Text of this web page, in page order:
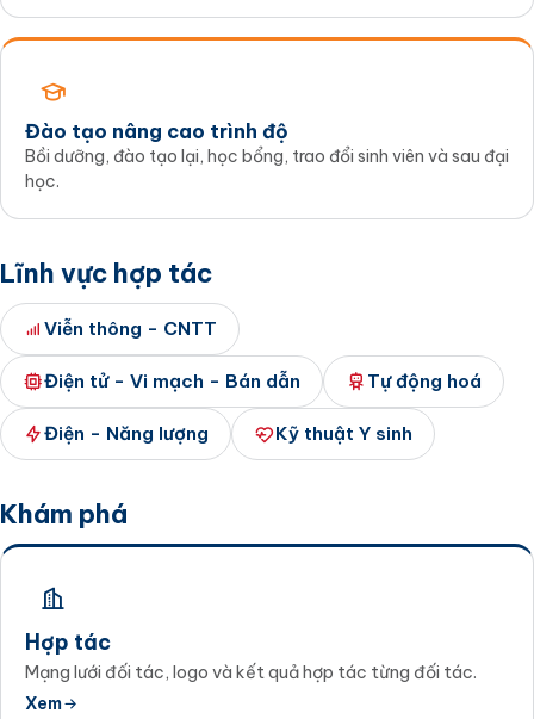
Đào tạo nâng cao trình độ
Bồi dưỡng, đào tạo lại, học bổng, trao đổi sinh viên và sau đại
học.
Lĩnh vực hợp tác
Viễn thông - CNTT
Điện tử - Vi mạch - Bán dẫn Tự động hoá
Điện - Năng lượng Kỹ thuật Y sinh
Khám phá
Hợp tác
Mạng lưới đối tác, logo và kết quả hợp tác từng đối tác.
Xem